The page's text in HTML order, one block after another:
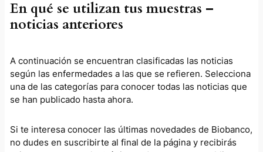
En qué se utilizan tus muestras –
noticias anteriores
A continuación se encuentran clasificadas las noticias
según las enfermedades a las que se refieren. Selecciona
una de las categorías para conocer todas las noticias que
se han publicado hasta ahora.
Si te interesa conocer las últimas novedades de Biobanco,
no dudes en suscribirte al final de la página y recibirás